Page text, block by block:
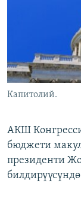
ЫҢГАЙСЫЗ
ЭЕ/АРнун
Капитолий.
АКШ
бюджети
президенти